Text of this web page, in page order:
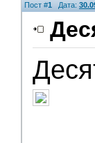
Пост #1 Дата: